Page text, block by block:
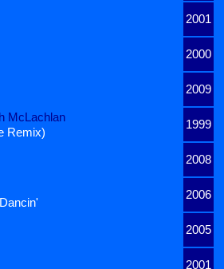
2001
2000
2009
McLachlan
1999
Remix)
2008
2006
2005
2001